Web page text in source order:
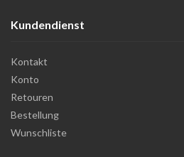
Kundendienst
Kontakt
Konto
Retouren
Bestellung
Wunschliste